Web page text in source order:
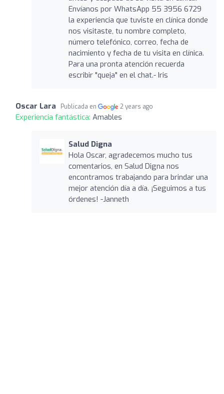
Envíanos por WhatsApp 55 3956 6729
la experiencia que tuviste en clínica donde
nos visitaste, tu nombre completo,
número telefónico, correo, fecha de
nacimiento y fecha de tu visita en clínica.
Para una pronta atención recuerda
escribir "queja" en el chat.- Iris
Oscar Lara Publicada en 2 years ago
Experiencia fantástica: Amables
Salud Digna
Hola Oscar, agradecemos mucho tus
comentarios, en Salud Digna nos
encontramos trabajando para brindar una
mejor atención día a día. ¡Seguimos a tus
órdenes! -Janneth